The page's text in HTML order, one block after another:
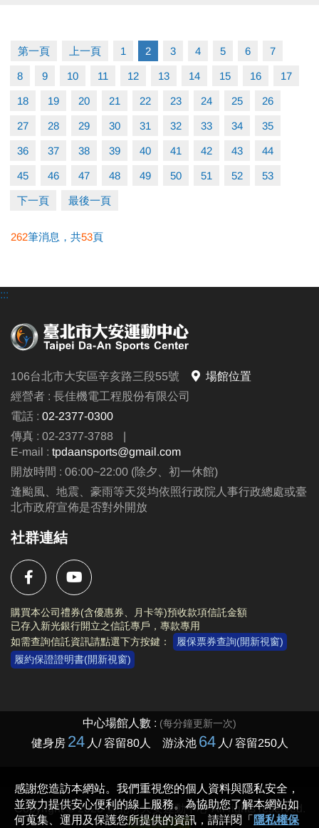
- 請攜帶發票及刷卡單【如發票有打統編須攜帶公司大
小章】
第一頁 上一頁 1 2 3 4 5 6 7
8 9 10 11 12 13 14 15 16 17
18 19 20 21 22 23 24 25 26
27 28 29 30 31 32 33 34 35
36 37 38 39 40 41 42 43 44
45 46 47 48 49 50 51 52 53
下一頁 最後一頁
262筆消息，共53頁
:::
106台北市大安區辛亥路三段55號
場館位置
經營者 : 長佳機電工程股份有限公司
電話 : 02-2377-0300
傳真 : 02-2377-3788
|
E-mail : tpdaansports@gmail.com
開放時間 : 06:00~22:00 (除夕、初一休館)
逢颱風、地震、豪雨等天災均依照行政院人事行政總處或臺
北市政府宣佈是否對外開放
社群連結
購買本公司禮券(含優惠券、月卡等)預收款項信託金額
已存入新光銀行開立之信託專戶，專款專用
如需查詢信託資訊請點選下方按鍵：
履保票券查詢(開新視窗)
履約保證證明書(開新視窗)
Copyright © 2023 臺北市大安運動中心 All rights reserved.